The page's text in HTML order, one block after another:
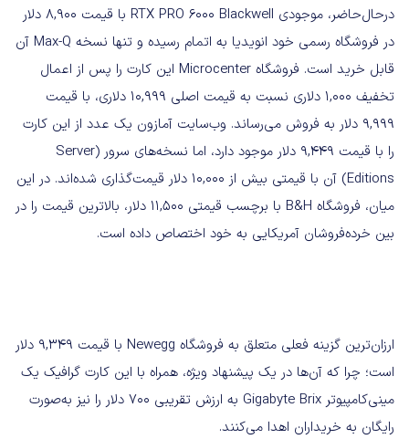
درحال‌حاضر، موجودی RTX PRO 6000 Blackwell با قیمت 8,900 دلار
در فروشگاه رسمی خود انویدیا به اتمام رسیده و تنها نسخه Max-Q آن
قابل خرید است. فروشگاه Microcenter این کارت را پس از اعمال
تخفیف 1,000 دلاری نسبت به قیمت اصلی 10,999 دلاری، با قیمت
9,999 دلار به فروش می‌رساند. وب‌سایت آمازون یک عدد از این کارت
را با قیمت 9,449 دلار موجود دارد، اما نسخه‌های سرور (Server
Editions) آن با قیمتی بیش از 10,000 دلار قیمت‌گذاری شده‌اند. در این
میان، فروشگاه B&H با برچسب قیمتی 11,500 دلار، بالاترین قیمت را در
بین خرده‌فروشان آمریکایی به خود اختصاص داده است.
ارزان‌ترین گزینه فعلی متعلق به فروشگاه Newegg با قیمت 9,349 دلار
است؛ چرا که آن‌ها در یک پیشنهاد ویژه، همراه با این کارت گرافیک یک
مینی‌کامپیوتر Gigabyte Brix به ارزش تقریبی 700 دلار را نیز به‌صورت
رایگان به خریداران اهدا می‌کنند.